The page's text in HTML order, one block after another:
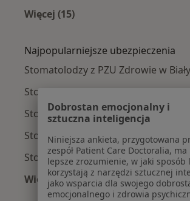
Więcej (15)
Najpopularniejsze ubezpieczenia
Stomatolodzy z PZU Zdrowie w
Stomatolodzy z Compensa w
Stomatolodzy z Enel-med w
Stomatolodzy z Allianz w
Stomatolodzy z POLMED w
Więcej (1)
Więcej w kategorii:
Dobrostan emocjonalny i
sztuczna inteligencja
Niniejsza ankieta, przygotowana
zespół Patient Care Doctoralia, ma
lepsze zrozumienie, w jaki sposób
korzystają z narzędzi sztucznej
jako wsparcia dla swojego
emocjonalnego i zdrowia